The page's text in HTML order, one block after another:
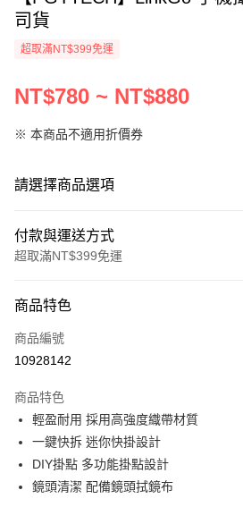
司貨
超取滿NT$399免運
NT$780 ~ NT$880
※ 本商品不適用折價券
請選擇商品選項
付款與運送方式
超取滿NT$399免運
信用卡一次付款
信用卡分期付款
合作金庫商業銀行
華南商業銀行
上海商業儲蓄銀行
國泰世華商業銀行
臺灣中小企業銀行
6 期 0 利率 每期
華南商業銀行
上海商業儲蓄銀行
國泰世華商業銀行
12 期 0 利率 每期NT$65
合作金庫商業銀行
上海商業儲蓄銀行
超商取貨付款
LINE Pay
商品特色
商品編號
10928142
商品特色
輕盈耐用 採用高強度織帶材質
一鍵快拆 迷你快掛設計
DIY掛點 多功能掛點設計
鏡頭清潔 配備鏡頭拭鏡布